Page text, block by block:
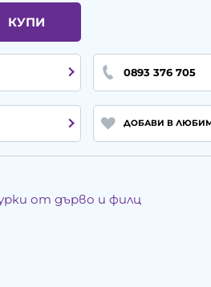
КУПИ
0893 376 705
ДОБАВИ В
от дърво и филц